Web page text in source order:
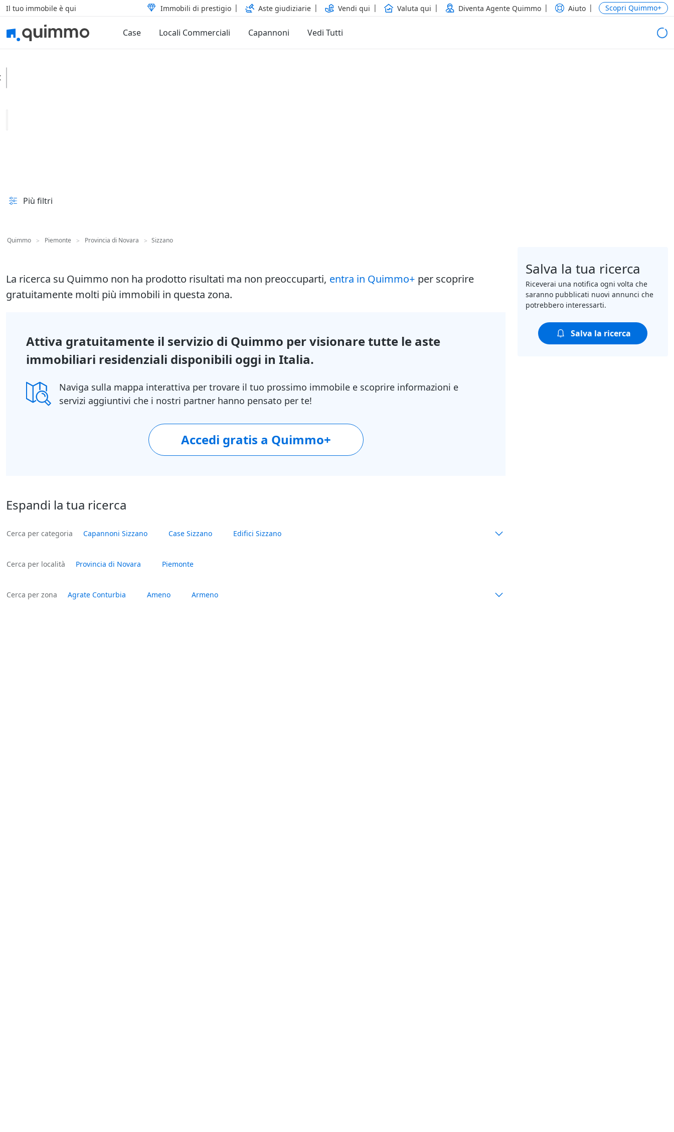
Il tuo immobile è qui Immobili di prestigio Aste giudiziarie Vendi qui Valuta qui Diventa Agente Quimmo Aiuto Scopri Quimmo+
Case Locali Commerciali Capannoni Vedi Tutti
Più filtri
Quimmo > Piemonte > Provincia di Novara > Sizzano
La ricerca su Quimmo non ha prodotto risultati ma non preoccuparti, entra in Quimmo+ per scoprire
gratuitamente molti più immobili in questa zona.
Attiva gratuitamente il servizio di Quimmo per visionare tutte le aste
immobiliari residenziali disponibili oggi in Italia.
Naviga sulla mappa interattiva per trovare il tuo prossimo immobile e scoprire informazioni e
servizi aggiuntivi che i nostri partner hanno pensato per te!
Accedi gratis a Quimmo+
Espandi la tua ricerca
Cerca per categoria Capannoni Sizzano Case Sizzano Edifici Sizzano
Cerca per località Provincia di Novara Piemonte
Cerca per zona Agrate Conturbia Ameno Armeno
Salva la tua ricerca
Riceverai una notifica ogni volta che
saranno pubblicati nuovi annunci che
potrebbero interessarti.
Salva la ricerca